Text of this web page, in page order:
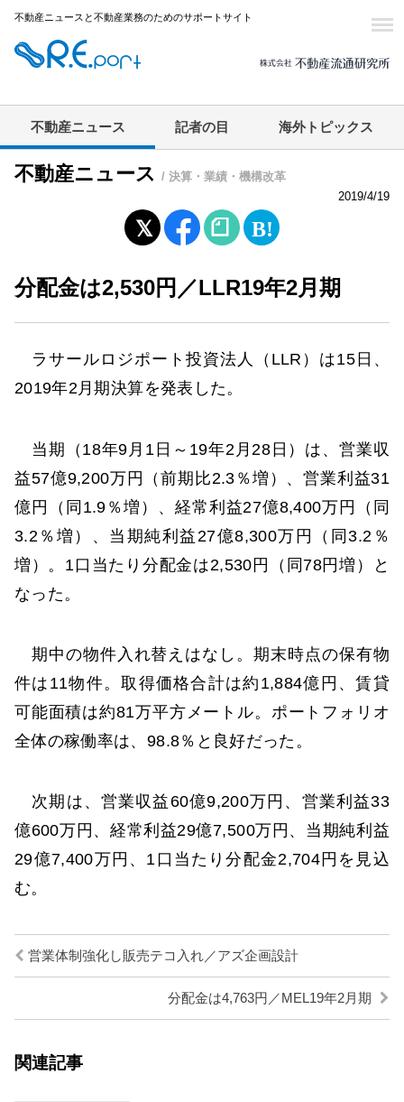
不動産ニュースと不動産業務のためのサポートサイト
不動産ニュース 記者の目 海外トピックス
不動産ニュース / 決算・業績・機構改革
2019/4/19
分配金は2,530円／LLR19年2月期
ラサールロジポート投資法人（LLR）は15日、
2019年2月期決算を発表した。
当期（18年9月1日～19年2月28日）は、営業収
益57億9,200万円（前期比2.3％増）、営業利益31
億円（同1.9％増）、経常利益27億8,400万円（同
3.2％増）、当期純利益27億8,300万円（同3.2％
増）。1口当たり分配金は2,530円（同78円増）と
なった。
期中の物件入れ替えはなし。期末時点の保有物
件は11物件。取得価格合計は約1,884億円、賃貸
可能面積は約81万平方メートル。ポートフォリオ
全体の稼働率は、98.8％と良好だった。
次期は、営業収益60億9,200万円、営業利益33
億600万円、経常利益29億7,500万円、当期純利益
29億7,400万円、1口当たり分配金2,704円を見込
む。
営業体制強化し販売テコ入れ／アズ企画設計
分配金は4,763円／MEL19年2月期
関連記事